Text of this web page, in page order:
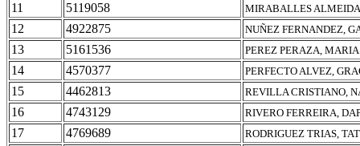
11 5119058 MIRABALLES
12 4922875 NUÑEZ FERNANDEZ,
13 5161536 PEREZ PERAZA,
14 4570377 PERFECTO ALVEZ,
15 4462813 REVILLA CRISTIANO,
16 4743129 RIVERO FERREIRA,
17 4769689 RODRIGUEZ TRIAS,